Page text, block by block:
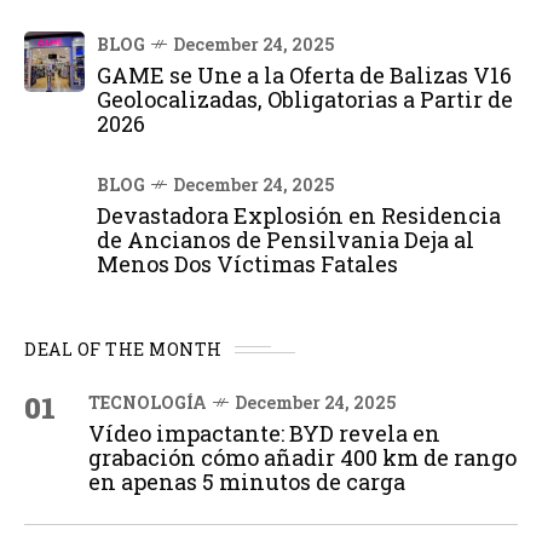
BLOG December 24, 2025
GAME se Une a la Oferta de Balizas V16
Geolocalizadas, Obligatorias a Partir de
2026
BLOG December 24, 2025
Devastadora Explosión en Residencia
de Ancianos de Pensilvania Deja al
Menos Dos Víctimas Fatales
DEAL OF THE MONTH
01 TECNOLOGÍA December 24, 2025
Vídeo impactante: BYD revela en
grabación cómo añadir 400 km de rango
en apenas 5 minutos de carga